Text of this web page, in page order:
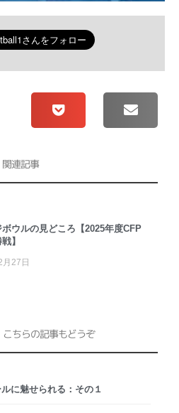
関連記事
ボウルの見どころ【2025年度CFP
】
月27日
こちらの記事もどうぞ
に魅せられる：その１